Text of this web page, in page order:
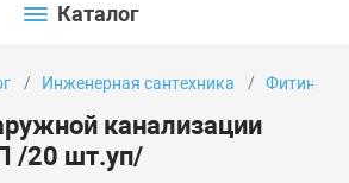
Каталог
Инженерная сантехника Фитинги
канализации
/20 шт.уп/